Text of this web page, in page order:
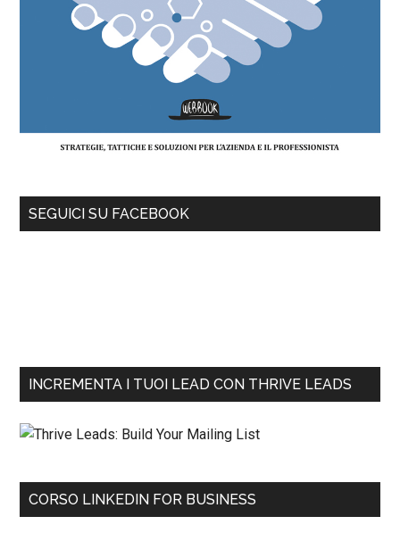
SEGUICI SU FACEBOOK
INCREMENTA I TUOI LEAD CON THRIVE LEADS
CORSO LINKEDIN FOR BUSINESS